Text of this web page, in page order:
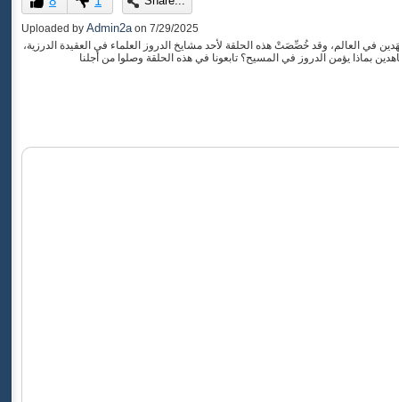
of
0
seconds
Uploaded by Admin2a on 7/29/2025
في العالم، وقد خُصِّصَتْ هذه الحلقة لأحد مشايخ الدروز العلماء في العقيدة الدرزية،
بماذا يؤمن الدروز في المسيح؟ تابعونا في هذه الحلقة وصلوا من أجلنا